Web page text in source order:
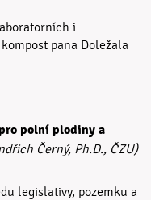
i
pana Doležala
polní plodiny a
Černý, Ph.D., ČZU)
legislativy, pozemku a